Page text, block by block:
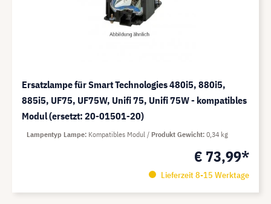
Ersatzlampe für Smart Technologies 480i5, 880i5,
885i5, UF75, UF75W, Unifi 75, Unifi 75W - kompatibles
Modul (ersetzt: 20-01501-20)
€ 73,99*
Lieferzeit 8-15 Werktage
Lampentyp Lampe Kompatibles Modul Produkt Gewicht 0,34 kg